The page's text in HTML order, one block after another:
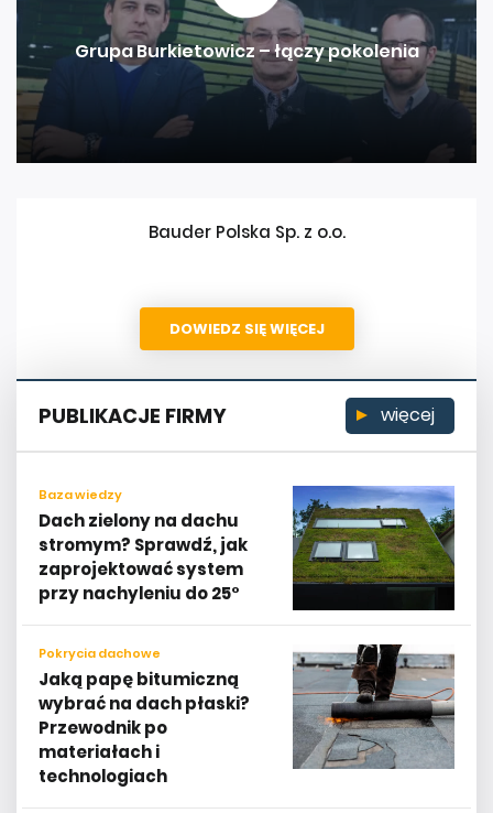
Grupa Burkietowicz – łączy pokolenia
Bauder Polska Sp. z o.o.
DOWIEDZ SIĘ WIĘCEJ
PUBLIKACJE FIRMY więcej
Baza wiedzy
Dach zielony na dachu
stromym? Sprawdź, jak
zaprojektować system
przy nachyleniu do 25°
Pokrycia dachowe
Jaką papę bitumiczną
wybrać na dach płaski?
Przewodnik po
materiałach i
technologiach